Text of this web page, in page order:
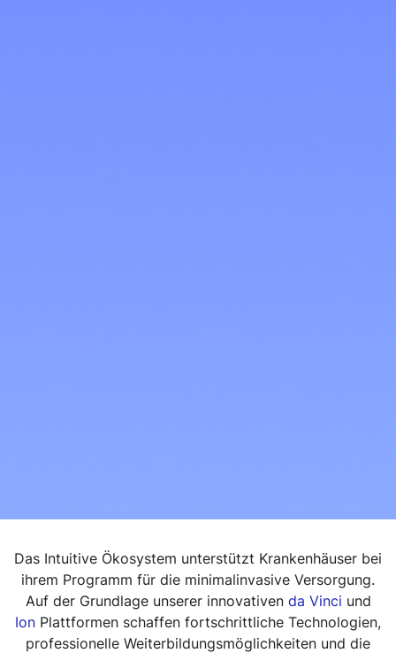
Das Intuitive Ökosystem unterstützt Krankenhäuser bei
ihrem Programm für die minimalinvasive Versorgung.
Auf der Grundlage unserer innovativen da Vinci und
Ion Plattformen schaffen fortschrittliche Technologien,
professionelle Weiterbildungsmöglichkeiten und die